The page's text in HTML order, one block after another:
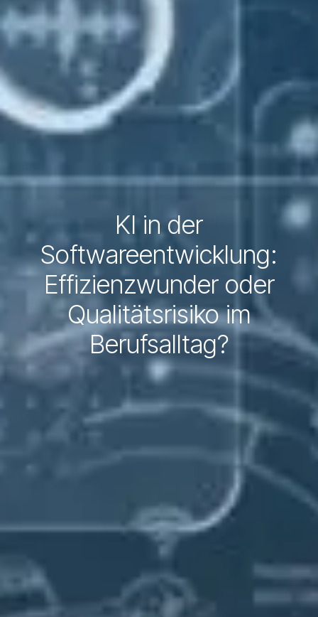
KI in der
Softwareentwicklung:
Effizienzwunder oder
Qualitätsrisiko im
Berufsalltag?